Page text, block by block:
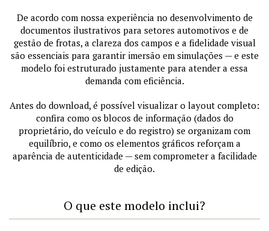
De acordo com nossa experiência no desenvolvimento de
documentos ilustrativos para setores automotivos e de
gestão de frotas, a clareza dos campos e a fidelidade visual
são essenciais para garantir imersão em simulações — e este
modelo foi estruturado justamente para atender a essa
demanda com eficiência.
Antes do download, é possível visualizar o layout completo:
confira como os blocos de informação (dados do
proprietário, do veículo e do registro) se organizam com
equilíbrio, e como os elementos gráficos reforçam a
aparência de autenticidade — sem comprometer a facilidade
de edição.
O que este modelo inclui?